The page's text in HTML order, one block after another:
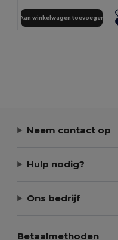
Aan winkelwagen toevoegen
Neem contact op
Hulp nodig?
Ons bedrijf
Betaalmethoden